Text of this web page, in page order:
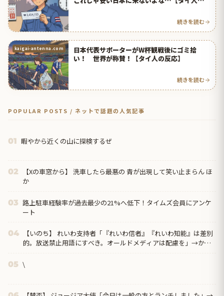
続きを読む
kaigai-antenna.com
日本代表サポーターがW杯観戦後にゴミ拾
い！ 世界が称賛！【タイ人の反応】
続きを読む
POPULAR POSTS / ネットで話題の人気記事
01 暇やから近くの山に探検するぜ
02
【Xの車窓から】 洗車したら最悪の 青が出現して笑い止まらん ほ
か
03 路上駐車経験率が過去最少の21%へ低下！タイムズ会員にアンケ
ート
04
【いのち】 れいわ支持者「『れいわ信者』『れいわ知能』は差別
的。放送禁止用語にすべき。オールドメディアは配慮を」→かわ
05 \